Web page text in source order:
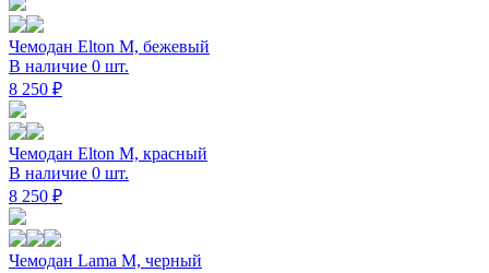
Чемодан Elton M, бежевый
В наличие 0 шт.
8 250 ₽
Чемодан Elton M, красный
В наличие 0 шт.
8 250 ₽
Чемодан Lama M, черный